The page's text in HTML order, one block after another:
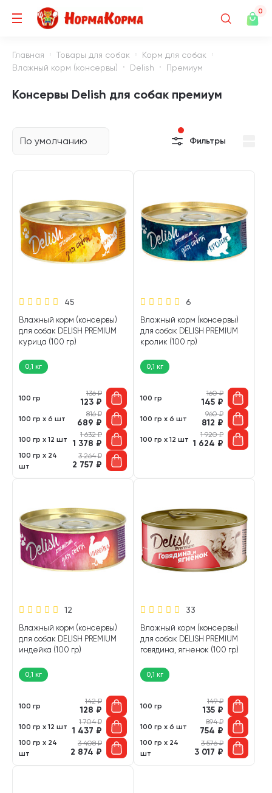
0
Главная Товары для собак
Корм для собак
Влажный корм (консервы)
Delish Премиум
Консервы Delish для собак премиум
По умолчанию Фильтры
45
Влажный корм (консервы)
для собак DELISH PREMIUM
курица (100 гр)
0,1 кг
100 гр
136₽
123 ₽
100 гр х 6 шт
816₽
689 ₽
100 гр х 12 шт
1 632₽
1 378 ₽
100 гр х 24
шт
3 264₽
2 757 ₽
6
Влажный корм (консервы)
для собак DELISH PREMIUM
кролик (100 гр)
0,1 кг
100 гр
160₽
145 ₽
100 гр х 6 шт
960₽
812 ₽
100 гр х 12 шт
1 920₽
1 624 ₽
12
Влажный корм (консервы)
для собак DELISH PREMIUM
индейка (100 гр)
0,1 кг
100 гр
142₽
128 ₽
100 гр х 12 шт
1 704₽
1 437 ₽
100 гр х 24
шт
3 408₽
2 874 ₽
33
Влажный корм (консервы)
для собак DELISH PREMIUM
говядина, ягненок (100 гр)
0,1 кг
100 гр
149₽
135 ₽
100 гр х 6 шт
894₽
754 ₽
100 гр х 24
шт
3 576₽
3 017 ₽